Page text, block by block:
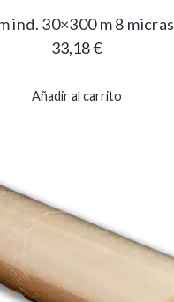
ind. 30×300 m 8 micras
33,18€
Añadir al carrito